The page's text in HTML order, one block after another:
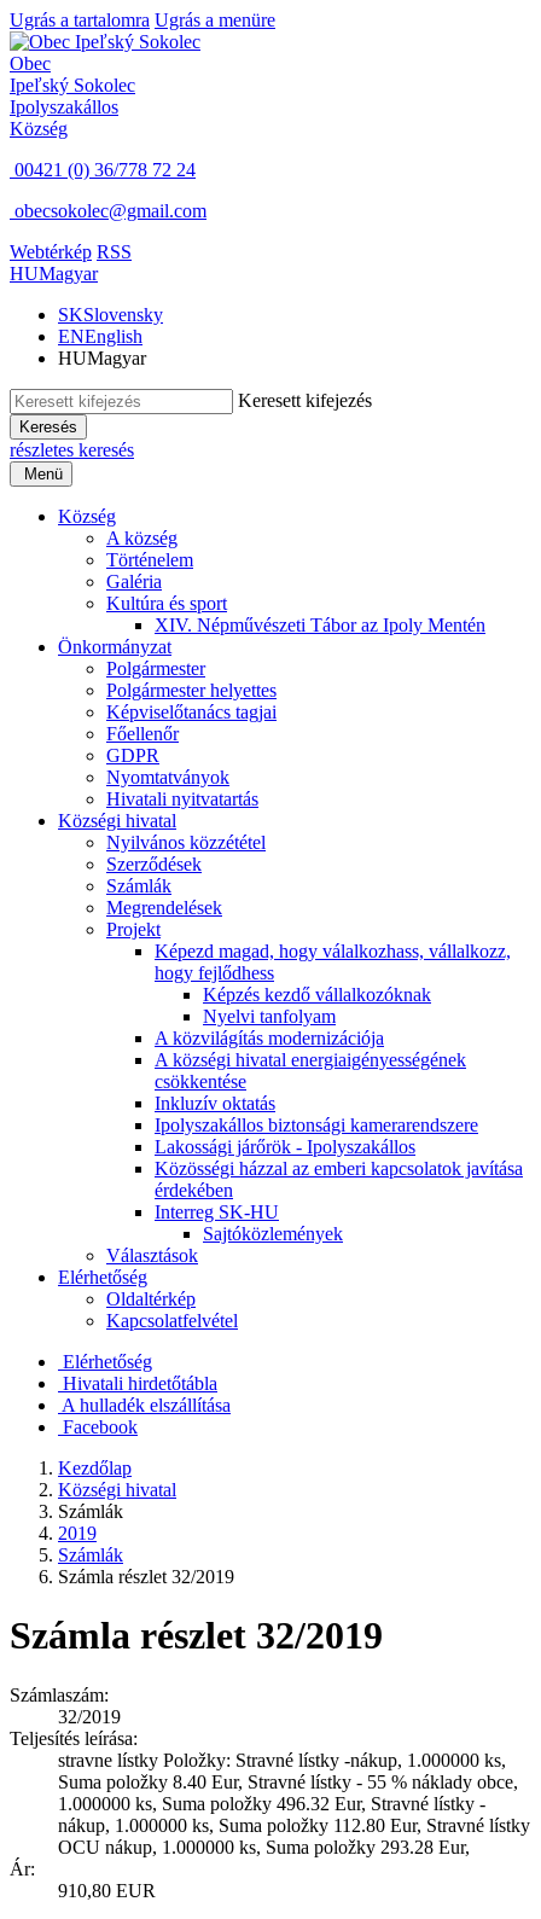
Ugrás a tartalomra Ugrás a menüre
Obec
Ipeľský Sokolec
Ipolyszakállos
Község
00421 (0) 36/778 72 24
obecsokolec@gmail.com
Webtérkép RSS
HUMagyar
SKSlovensky
ENEnglish
HUMagyar
Keresett kifejezés
Keresés
részletes keresés
Menü
Község
A község
Történelem
Galéria
Kultúra és sport
XIV. Népművészeti Tábor az Ipoly Mentén
Önkormányzat
Polgármester
Polgármester helyettes
Képviselőtanács tagjai
Főellenőr
GDPR
Nyomtatványok
Hivatali nyitvatartás
Községi hivatal
Nyilvános közzététel
Szerződések
Számlák
Megrendelések
Projekt
Képezd magad, hogy válalkozhass, vállalkozz,
hogy fejlődhess
Képzés kezdő vállalkozóknak
Nyelvi tanfolyam
A közvilágítás modernizációja
A községi hivatal energiaigényességének
csökkentése
Inkluzív oktatás
Ipolyszakállos biztonsági kamerarendszere
Lakossági járőrök - Ipolyszakállos
Közösségi házzal az emberi kapcsolatok javítása
érdekében
Interreg SK-HU
Sajtóközlemények
Választások
Elérhetőség
Oldaltérkép
Kapcsolatfelvétel
Elérhetőség
Hivatali hirdetőtábla
A hulladék elszállítása
Facebook
Kezdőlap
Községi hivatal
Számlák
2019
Számlák
Számla részlet 32/2019
Számla részlet 32/2019
Számlaszám:
32/2019
Teljesítés leírása:
stravne lístky Položky: Stravné lístky -nákup, 1.000000 ks,
Suma položky 8.40 Eur, Stravné lístky - 55 % náklady obce,
1.000000 ks, Suma položky 496.32 Eur, Stravné lístky -
nákup, 1.000000 ks, Suma položky 112.80 Eur, Stravné lístky
OCU nákup, 1.000000 ks, Suma položky 293.28 Eur,
Ár:
910,80 EUR